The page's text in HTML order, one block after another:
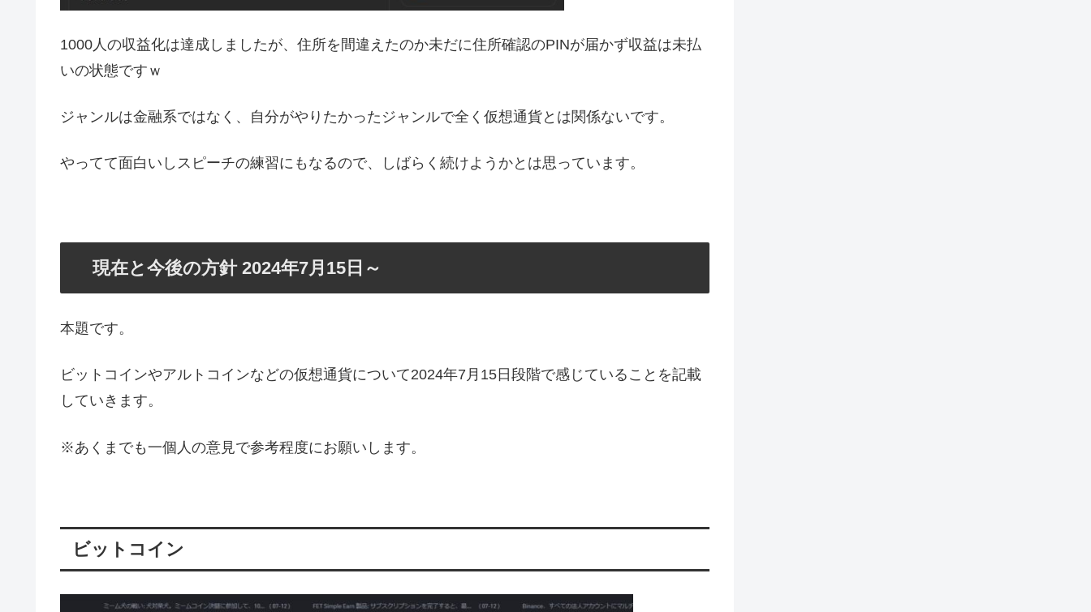
1000人の収益化は達成しましたが、住所を間違えたのか未だに住所確認のPINが届かず収益は未払
いの状態ですｗ
ジャンルは金融系ではなく、自分がやりたかったジャンルで全く仮想通貨とは関係ないです。
やってて面白いしスピーチの練習にもなるので、しばらく続けようかとは思っています。
現在と今後の方針 2024年7月15日～
本題です。
ビットコインやアルトコインなどの仮想通貨について2024年7月15日段階で感じていることを記載
していきます。
※あくまでも一個人の意見で参考程度にお願いします。
ビットコイン